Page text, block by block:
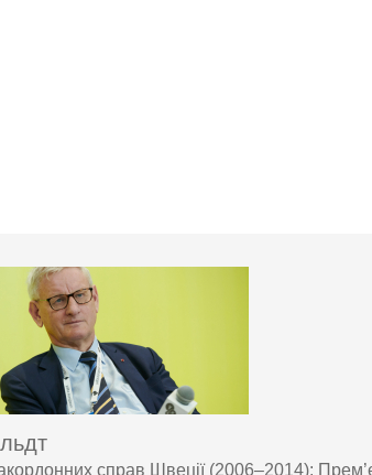
справ Швеції (2006–2014);